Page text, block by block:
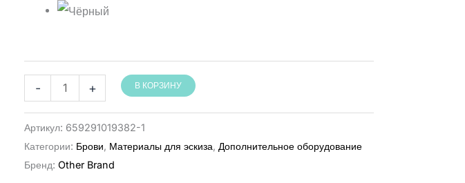
-
Количество
товара
+ В КОРЗИНУ
Артикул: 659291019382-1
Категории: Брови, Материалы для эскиза, Дополнительное оборудование
Бренд: Other Brand